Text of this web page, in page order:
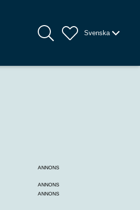
Svenska
ANNONS
ANNONS
ANNONS